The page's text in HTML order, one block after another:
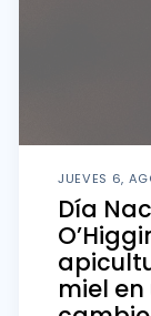
JUEVES 6,
Día
miel